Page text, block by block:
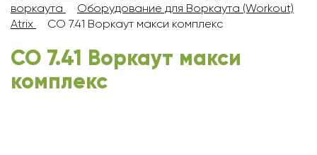
воркаута
Оборудование для Воркаута (Workout)
Atrix
СО 7.41 Воркаут макси комплекс
СО 7.41 Воркаут макси
комплекс